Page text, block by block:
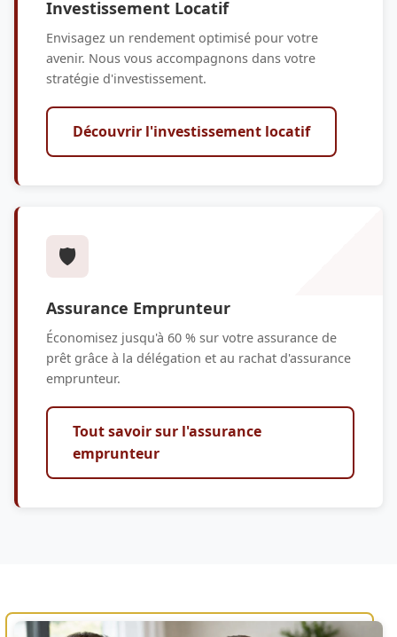
Investissement Locatif
Envisagez un rendement optimisé pour votre
avenir. Nous vous accompagnons dans votre
stratégie d'investissement.
Découvrir l'investissement locatif
🛡️
Assurance Emprunteur
Économisez jusqu'à 60 % sur votre assurance de
prêt grâce à la délégation et au rachat d'assurance
emprunteur.
Tout savoir sur l'assurance
emprunteur